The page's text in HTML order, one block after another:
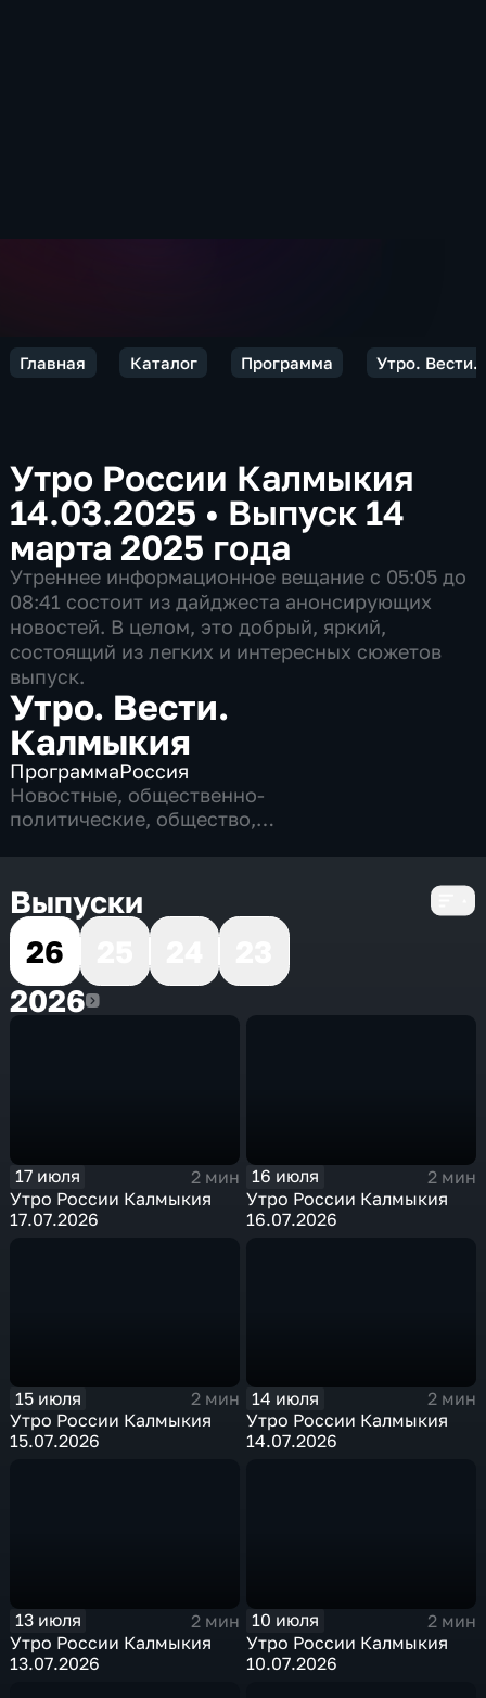
Главная Каталог Программа Утро.
Утро России Калмыкия
14.03.2025 • Выпуск 14
марта 2025 года
Утреннее информационное вещание c 05:05 до
08:41 состоит из дайджеста анонсирующих
новостей. В целом, это добрый, яркий,
состоящий из легких и интересных сюжетов
выпуск.
Утро. Вести.
Калмыкия
ПрограммаРоссия
Новостные, общественно-
политические, общество,
Выпуски
26
20262026
17 июля
2 мин
Утро России Калмыкия
17.07.2026
16 июля
2 мин
Утро России Калмыкия
16.07.2026
15 июля
2 мин
Утро России Калмыкия
15.07.2026
14 июля
2 мин
Утро России Калмыкия
14.07.2026
13 июля
2 мин
Утро России Калмыкия
13.07.2026
10 июля
2 мин
Утро России Калмыкия
10.07.2026